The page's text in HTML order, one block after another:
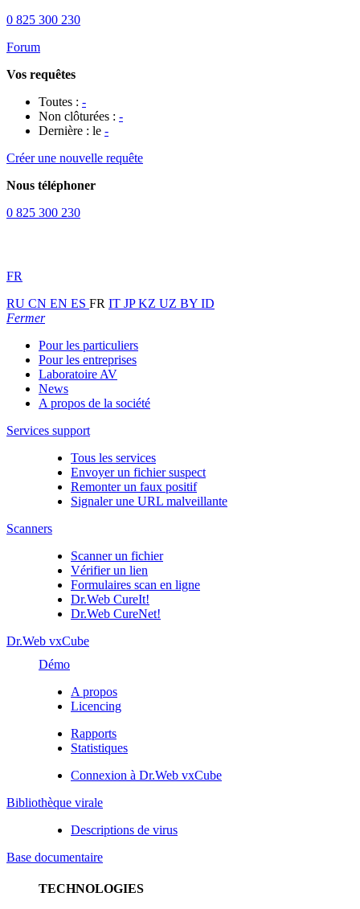
0 825 300 230
Forum
Vos requêtes
Toutes : -
Non clôturées : -
Dernière : le -
Créer une nouvelle requête
Nous téléphoner
0 825 300 230
FR
RU CN EN ES FR IT JPKZ UZ BY ID
Fermer
Pour les particuliers
Pour les entreprises
Laboratoire AV
News
A propos de la société
Services support
Tous les services
Envoyer un fichier suspect
Remonter un faux positif
Signaler une URL malveillante
Scanners
Scanner un fichier
Vérifier un lien
Formulaires scan en ligne
Dr.Web CureIt!
Dr.Web CureNet!
Dr.Web vxCube
Démo
A propos
Licencing
Rapports
Statistiques
Connexion à Dr.Web vxCube
Bibliothèque virale
Descriptions de virus
Base documentaire
TECHNOLOGIES